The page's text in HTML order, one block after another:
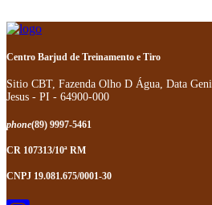
Centro Barjud de Treinamento e Tiro
Sitio CBT, Fazenda Olho D Água, Data
Jesus - PI - 64900-000
phone(89) 9997-5461
CR 107313/10ª RM
CNPJ 19.081.675/0001-30